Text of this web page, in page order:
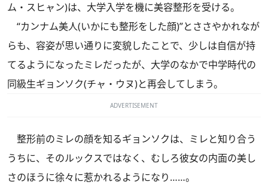
ム・スヒャン)は、大学入学を機に美容整形を受ける。
“カンナム美人(いかにも整形をした顔)”とささやかれなが
らも、容姿が思い通りに変貌したことで、少しは自信が持
てるようになったミレだったが、大学のなかで中学時代の
同級生ギョンソク(チャ・ウヌ)と再会してしまう。
ADVERTISEMENT
整形前のミレの顔を知るギョンソクは、ミレと知り合う
うちに、そのルックスではなく、むしろ彼女の内面の美し
さのほうに徐々に惹かれるようになり……。